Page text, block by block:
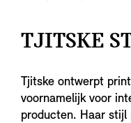
TJITSKE
Tjitske ontwerpt
voornamelijk voor
producten. Haar